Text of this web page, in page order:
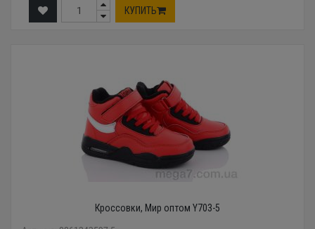
КУПИТЬ
Кроссовки, Мир оптом Y703-5